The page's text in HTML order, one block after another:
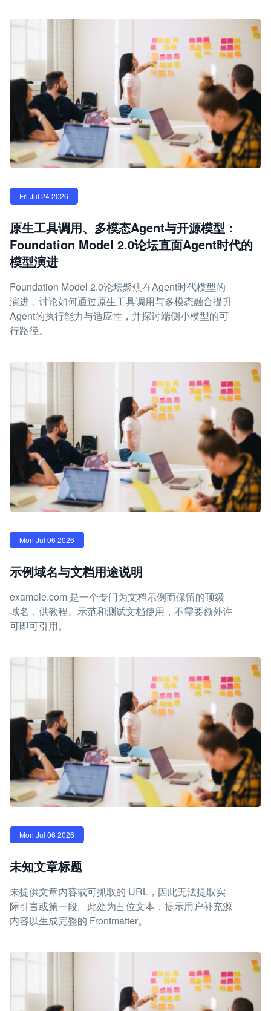
Fri Jul 24 2026
原生工具调用、多模态Agent与开源模型：
Foundation Model 2.0论坛直面Agent时代的
模型演进
Foundation Model 2.0论坛聚焦在Agent时代模型的
演进，讨论如何通过原生工具调用与多模态融合提升
Agent的执行能力与适应性，并探讨端侧小模型的可
行路径。
Mon Jul 06 2026
示例域名与文档用途说明
example.com 是一个专门为文档示例而保留的顶级
域名，供教程、示范和测试文档使用，不需要额外许
可即可引用。
Mon Jul 06 2026
未知文章标题
未提供文章内容或可抓取的 URL，因此无法提取实
际引言或第一段。此处为占位文本，提示用户补充源
内容以生成完整的 Frontmatter。